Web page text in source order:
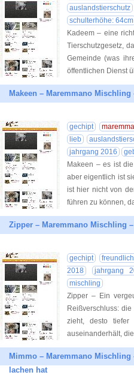
auslandstierschutz
schulterhöhe: 64cm
Kadeem – eine
Tierschutzgesetz,
Gemeinde (was
öffentlichen Dienst
Makeen – Maremmano
gechipt
lieb
jahrgang 2016
Makeen – es ist
aber eigentlich ist
ist hier nicht von
führen zu können,
Zipper – Maremmano Mischling
gechipt freundlich
2018
jahrgang
mischling
Zipper – Ein
Reißverschluss:
zieht, desto
auseinanderhält,
Mimmo – Maremmano
lachen hat